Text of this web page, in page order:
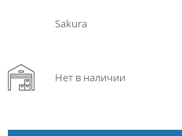
Sakura
Нет в наличии